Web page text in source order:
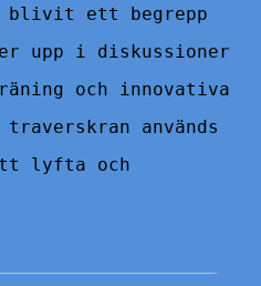
blivit ett begrepp
upp i diskussioner
och innovativa
används
lyfta och